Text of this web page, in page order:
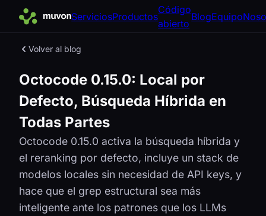
ServiciosProductos
Código
abierto
BlogEquipo
Volver al blog
Octocode 0.15.0: Local por
Defecto, Búsqueda Híbrida en
Todas Partes
Octocode 0.15.0 activa la búsqueda híbrida y
el reranking por defecto, incluye un stack de
modelos locales sin necesidad de API keys, y
hace que el grep estructural sea más
inteligente ante los patrones que los LLMs